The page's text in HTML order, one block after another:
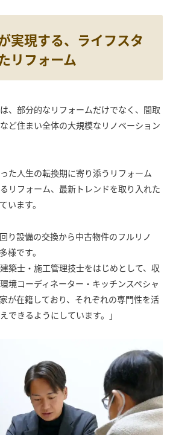
実現する、ライフスタ
リフォーム
、部分的なリフォームだけでなく、間取
ど住まい全体の大規模なリノベーション
た人生の転換期に寄り添うリフォーム
リフォーム、最新トレンドを取り入れた
います。
り設備の交換から中古物件のフルリノ
様です。
築士・施工管理技士をはじめとして、収
境コーディネーター・キッチンスペシャ
が在籍しており、それぞれの専門性を活
できるようにしています。」